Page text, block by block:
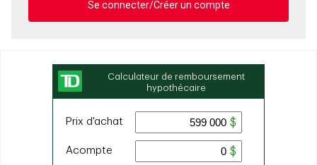
Se connecter/Créer un compte